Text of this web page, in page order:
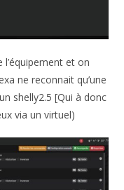
et on
ne reconnait qu’une
shelly2.5 [Qui à donc
via un virtuel)